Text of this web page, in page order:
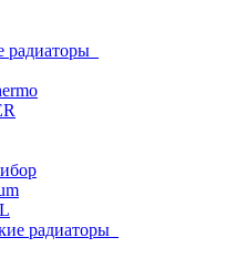
радиаторы